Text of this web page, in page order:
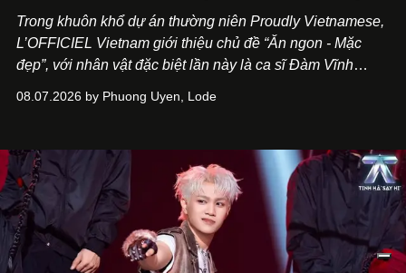
Trong khuôn khổ dự án thường niên Proudly Vietnamese,
L’OFFICIEL Vietnam giới thiệu chủ đề “Ăn ngon - Mặc
đẹp”, với nhân vật đặc biệt lần này là ca sĩ Đàm Vĩnh
Cà Phê Cà Pháo mang dấu ấn Indochine hoài niệm, thu
08.07.2026 by Phuong Uyen, Lode